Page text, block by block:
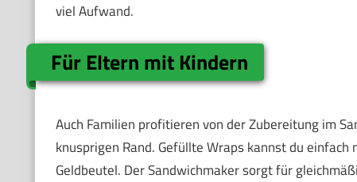
viel Aufwand.
Für Eltern mit Kindern
Auch Familien profitieren von der Zubereitung im
knusprigen Rand. Gefüllte Wraps kannst du
Geldbeutel. Der Sandwichmaker sorgt für